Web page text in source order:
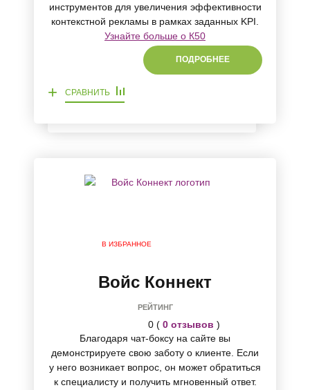
инструментов для увеличения эффективности
контекстной рекламы в рамках заданных KPI.
Узнайте больше о К50
ПОДРОБНЕЕ
+ СРАВНИТЬ
В ИЗБРАННОЕ
Войс Коннект
РЕЙТИНГ
0 ( 0 отзывов )
Благодаря чат-боксу на сайте вы
демонстрируете свою заботу о клиенте. Если
у него возникает вопрос, он может обратиться
к специалисту и получить мгновенный ответ.